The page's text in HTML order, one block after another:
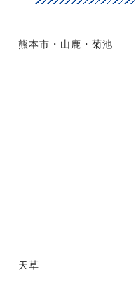
熊本市・山鹿・菊池
天草